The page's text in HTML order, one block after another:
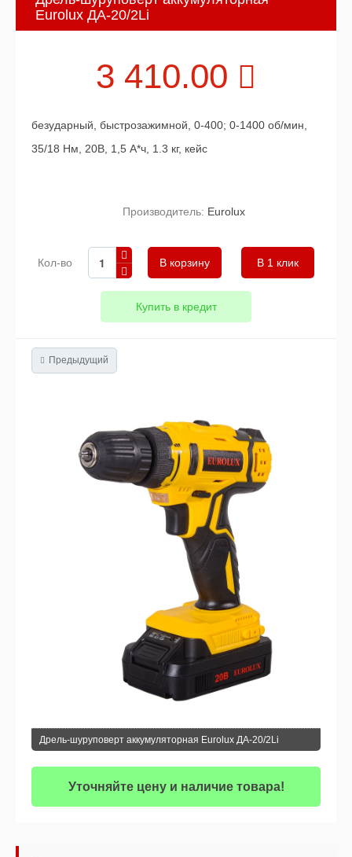
Eurolux ДА-20/2Li
3 410.00
безударный, быстрозажимной, 0-400; 0-1400 об/мин,
35/18 Нм, 20В, 1,5 А*ч, 1.3 кг, кейс
Производитель: Eurolux
Кол-во В 1 клик
Купить в кредит
Предыдущий
Дрель-шуруповерт аккумуляторная Eurolux ДА-20/2Li
Уточняйте цену и наличие товара!